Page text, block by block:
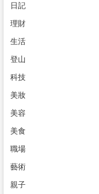
日記
理財
生活
登山
科技
美妝
美容
美食
職場
藝術
親子